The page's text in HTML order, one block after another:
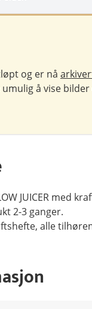
og er nå
å vise
JUICER med
2-3 ganger.
alle